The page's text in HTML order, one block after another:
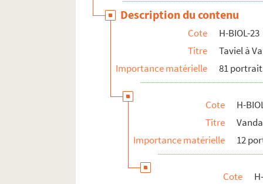
Description du contenu
Cote
H-BIOL-23
Titre
Taviel à
Importance matérielle
81
Cote
H-
Titre
Importance matérielle
12
Cote